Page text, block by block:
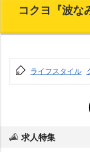
コクヨ『波な
ライフスタイル
求人特集